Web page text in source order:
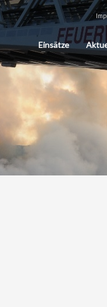
Einsätze